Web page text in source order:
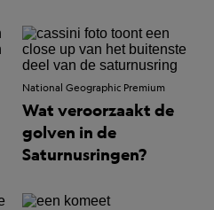
National Geographic Premium
Wat veroorzaakt de
golven in de
Saturnusringen?